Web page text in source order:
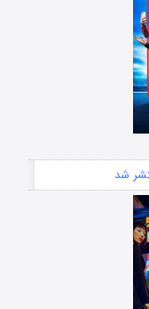
شد